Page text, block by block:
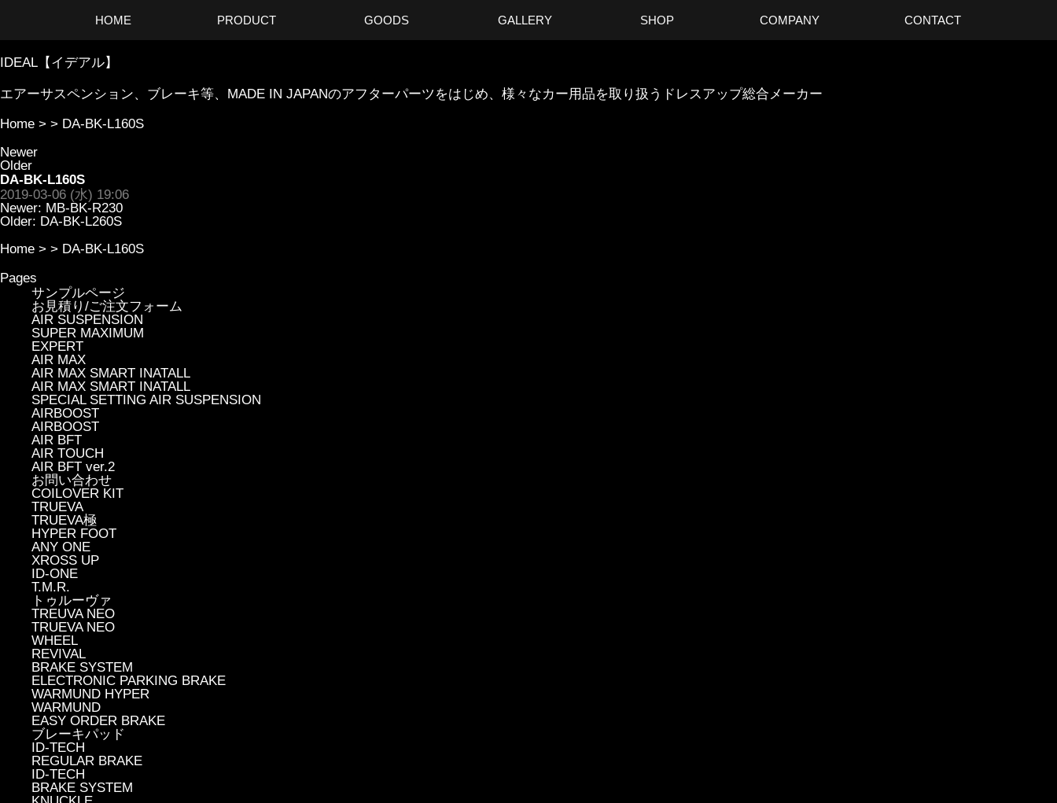
HOME PRODUCT GOODS GALLERY SHOP COMPANY CONTACT
IDEAL【イデアル】
エアーサスペンション、ブレーキ等、MADE IN JAPANのアフターパーツをはじめ、様々なカー用品を取り扱うドレスアップ総合メーカー
Home > > DA-BK-L160S
Newer
Older
DA-BK-L160S
2019-03-06 (水) 19:06
Newer: MB-BK-R230
Older: DA-BK-L260S
Home > > DA-BK-L160S
Pages
サンプルページ
お見積り/ご注文フォーム
AIR SUSPENSION
SUPER MAXIMUM
EXPERT
AIR MAX
AIR MAX SMART INATALL
AIR MAX SMART INATALL
SPECIAL SETTING AIR SUSPENSION
AIRBOOST
AIRBOOST
AIR BFT
AIR TOUCH
AIR BFT ver.2
お問い合わせ
COILOVER KIT
TRUEVA
TRUEVA極
HYPER FOOT
ANY ONE
XROSS UP
ID-ONE
T.M.R.
トゥルーヴァ
TREUVA NEO
TRUEVA NEO
WHEEL
REVIVAL
BRAKE SYSTEM
ELECTRONIC PARKING BRAKE
WARMUND HYPER
WARMUND
EASY ORDER BRAKE
ブレーキパッド
ID-TECH
REGULAR BRAKE
ID-TECH
BRAKE SYSTEM